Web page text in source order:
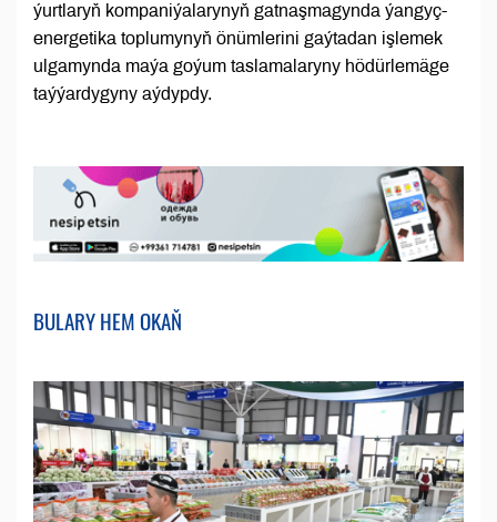
ýurtlaryň kompaniýalarynyň gatnaşmagynda ýangyç-
energetika toplumynyň önümlerini gaýtadan işlemek
ulgamynda maýa goýum taslamalaryny hödürlemäge
taýýardygyny aýdypdy.
BULARY HEM OKAŇ